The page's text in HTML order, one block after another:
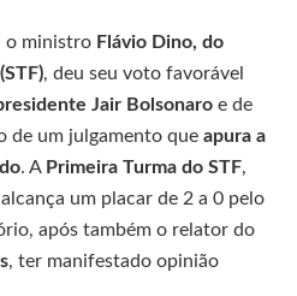
o ministro Flávio Dino, do
, deu seu voto favorável
Jair Bolsonaro e de
de um julgamento que apura a
. A Primeira Turma do STF,
um placar de 2 a 0 pelo
após também o relator do
, ter manifestado opinião